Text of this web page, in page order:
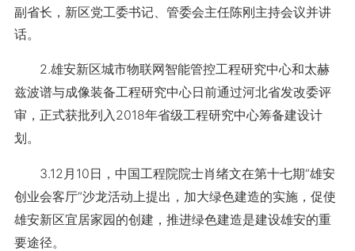
副省长，新区党工委书记、管委会主任陈刚主持会议并讲
话。
2.雄安新区城市物联网智能管控工程研究中心和太赫
兹波谱与成像装备工程研究中心日前通过河北省发改委评
审，正式获批列入2018年省级工程研究中心筹备建设计
划。
3.12月10日，中国工程院院士肖绪文在第十七期“雄安
创业会客厅”沙龙活动上提出，加大绿色建造的实施，促使
雄安新区宜居家园的创建，推进绿色建造是建设雄安的重
要途径。